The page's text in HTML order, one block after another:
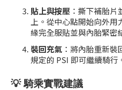
貼上與按壓 ：撕下補胎
上。從中心點開始向外用
緣完全服貼並與內胎緊密
裝回充氣 ：將內胎重新
規定的 PSI 即可繼續騎行
💡 騎乘實戰建議